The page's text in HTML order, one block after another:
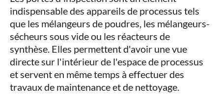
indispensable des appareils de processus tels
que les mélangeurs de poudres, les mélangeurs-
sécheurs sous vide ou les réacteurs de
synthèse. Elles permettent d'avoir une vue
directe sur l'intérieur de l'espace de processus
et servent en même temps à effectuer des
travaux de maintenance et de nettoyage.